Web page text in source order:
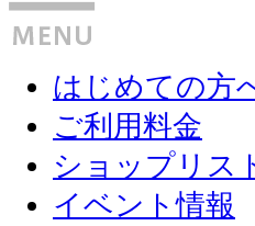
はじめての方
ご利用料金
ショップリス
イベント情報